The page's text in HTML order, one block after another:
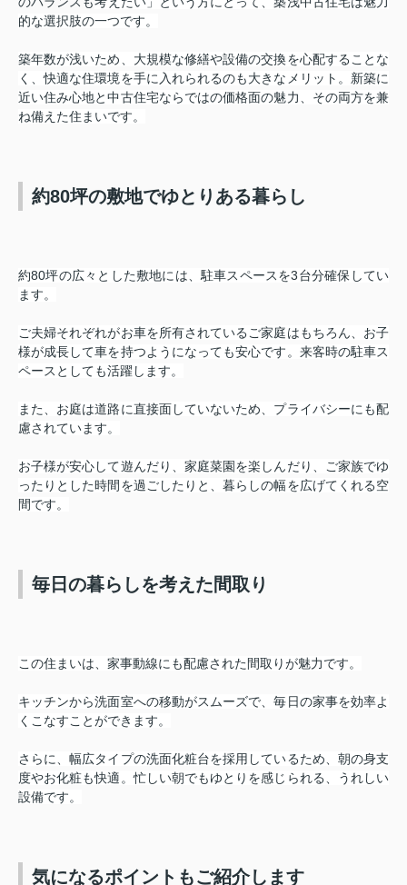
的な選択肢の一つです。
築年数が浅いため、大規模な修繕や設備の交換を心配することな
く、快適な住環境を手に入れられるのも大きなメリット。新築に
近い住み心地と中古住宅ならではの価格面の魅力、その両方を兼
ね備えた住まいです。
約80坪の敷地でゆとりある暮らし
約80坪の広々とした敷地には、駐車スペースを3台分確保してい
ます。
ご夫婦それぞれがお車を所有されているご家庭はもちろん、お子
様が成長して車を持つようになっても安心です。来客時の駐車ス
ペースとしても活躍します。
また、お庭は道路に直接面していないため、プライバシーにも配
慮されています。
お子様が安心して遊んだり、家庭菜園を楽しんだり、ご家族でゆ
ったりとした時間を過ごしたりと、暮らしの幅を広げてくれる空
間です。
毎日の暮らしを考えた間取り
この住まいは、家事動線にも配慮された間取りが魅力です。
キッチンから洗面室への移動がスムーズで、毎日の家事を効率よ
くこなすことができます。
さらに、幅広タイプの洗面化粧台を採用しているため、朝の身支
度やお化粧も快適。忙しい朝でもゆとりを感じられる、うれしい
設備です。
気になるポイントもご紹介します